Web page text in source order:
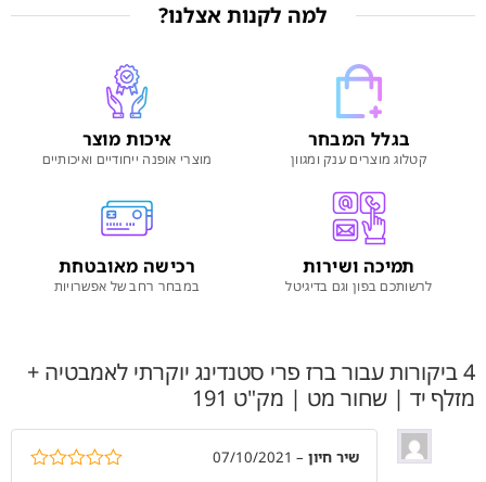
למה לקנות אצלנו?
בגלל המבחר
קטלוג מוצרים ענק ומגוון
איכות מוצר
מוצרי אופנה ייחודיים ואיכותיים
תמיכה ושירות
לרשותכם בפון וגם בדיגיטל
רכישה מאובטחת
במבחר רחב של אפשרויות
4 ביקורות עבור
ברז פרי סטנדינג יוקרתי לאמבטיה +
מזלף יד | שחור מט | מק"ט 191
שיר חיון –
07/10/2021